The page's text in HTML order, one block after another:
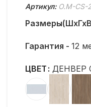
Артикул: O.M-
Гарантия - 12
ЦВЕТ ДЕНВЕР